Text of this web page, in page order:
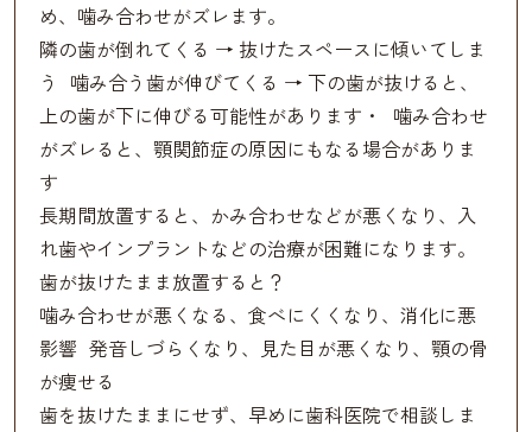
め、噛み合わせがズレます。
隣の歯が倒れてくる → 抜けたスペースに傾いてしま
う 噛み合う歯が伸びてくる → 下の歯が抜けると、
上の歯が下に伸びる可能性があります・ 噛み合わせ
がズレると、顎関節症の原因にもなる場合がありま
す
長期間放置すると、かみ合わせなどが悪くなり、入
れ歯やインプラントなどの治療が困難になります。
歯が抜けたまま放置すると？
噛み合わせが悪くなる、食べにくくなり、消化に悪
影響 発音しづらくなり、見た目が悪くなり、顎の骨
が痩せる
歯を抜けたままにせず、早めに歯科医院で相談しま